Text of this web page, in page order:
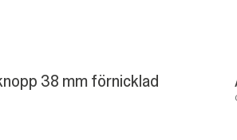
38 mm förnicklad